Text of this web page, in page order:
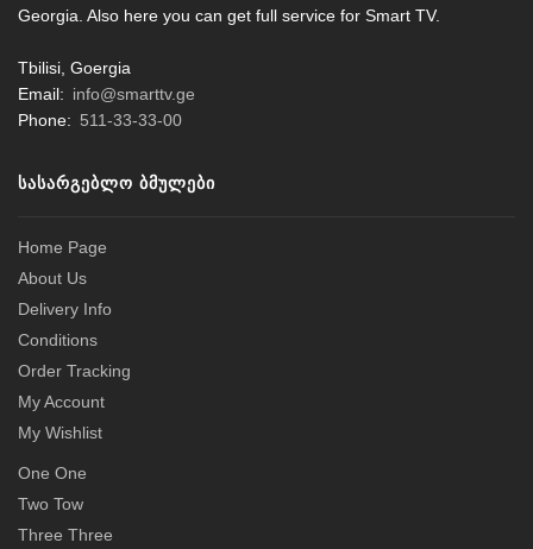
Georgia. Also here you can get full service for Smart TV.
Tbilisi, Goergia
Email: info@smarttv.ge
Phone: 511-33-33-00
ᲡᲐᲡᲐᲠᲒᲔᲑᲚᲝ ᲑᲛᲣᲚᲔᲑᲘ
Home Page
About Us
Delivery Info
Conditions
Order Tracking
My Account
My Wishlist
One One
Two Tow
Three Three